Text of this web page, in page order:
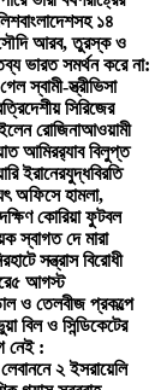
বাংলাদেশসহ ১৪
আরব, তুরস্ক ও
ভারত সমর্থন করে না:
স্বামী-স্ত্রীভিসা
ত্রিদেশীয় সিরিজের
রোজিনাআওয়ামী
আমিরর‍্যাব বিলুপ্ত
ইরানেরযুদ্ধবিরতি
অফিসে হামলা,
দক্ষিণ কোরিয়া ফুটবল
স্বাগত দে মারা
সন্ত্রাস বিরোধী
৫ আগস্ট
ও তেলবীজ প্রকল্পে
বিল ও সিন্ডিকেটের
নেই :
২ ইসরায়েলি